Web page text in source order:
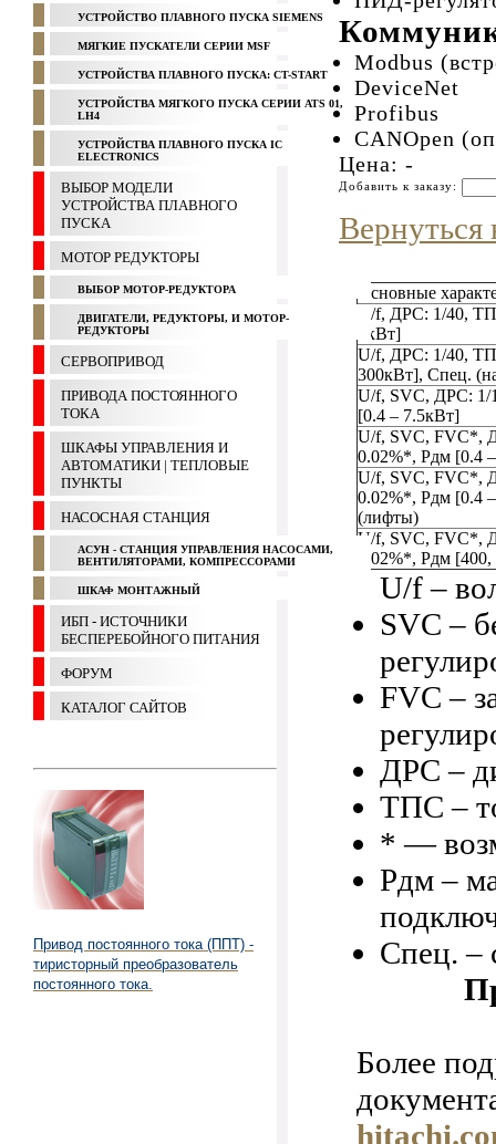
УСТРОЙСТВО ПЛАВНОГО ПУСКА SIEMENS
МЯГКИЕ ПУСКАТЕЛИ СЕРИИ MSF
УСТРОЙСТВА ПЛАВНОГО ПУСКА: CT-START
УСТРОЙСТВА МЯГКОГО ПУСКА СЕРИИ ATS 01,
LH4
УСТРОЙСТВА ПЛАВНОГО ПУСКА IC
ELECTRONICS
ВЫБОР МОДЕЛИ
УСТРОЙСТВА ПЛАВНОГО
ПУСКА
МОТОР РЕДУКТОРЫ
ВЫБОР МОТОР-РЕДУКТОРА
ДВИГАТЕЛИ, РЕДУКТОРЫ, И МОТОР-
РЕДУКТОРЫ
СЕРВОПРИВОД
ПРИВОДА ПОСТОЯННОГО
ТОКА
ШКАФЫ УПРАВЛЕНИЯ И
АВТОМАТИКИ | ТЕПЛОВЫЕ
ПУНКТЫ
НАСОСНАЯ СТАНЦИЯ
АСУН - СТАНЦИЯ УПРАВЛЕНИЯ НАСОСАМИ,
ВЕНТИЛЯТОРАМИ, КОМПРЕССОРАМИ
ШКАФ МОНТАЖНЫЙ
ИБП - ИСТОЧНИКИ
БЕСПЕРЕБОЙНОГО ПИТАНИЯ
ФОРУМ
КАТАЛОГ САЙТОВ
Привод постоянного тока (ППТ) -
тиристорный преобразователь
постоянного тока.
Modbus
DeviceNet
Profibus
CANOpen
Цена: -
Добавить к заказу:
Вернуться
Основные
U/f, ДРС: 1/40,
4кВт]
U/f, ДРС: 1/40,
300кВт], Cпец.
U/f, SVC, ДРС: 1/
[0.4 – 7.5кВт]
U/f, SVC, FVC*,
0.02%*, Pдм [0.4
U/f, SVC, FVC*,
0.02%*, Pдм [0.4
(лифты)
U/f, SVC, FVC*,
0.02%*, Pдм
U/f –
SVC –
FVC –
ДРС –
ТПС –
* —
Pдм –
Спец. –
Более